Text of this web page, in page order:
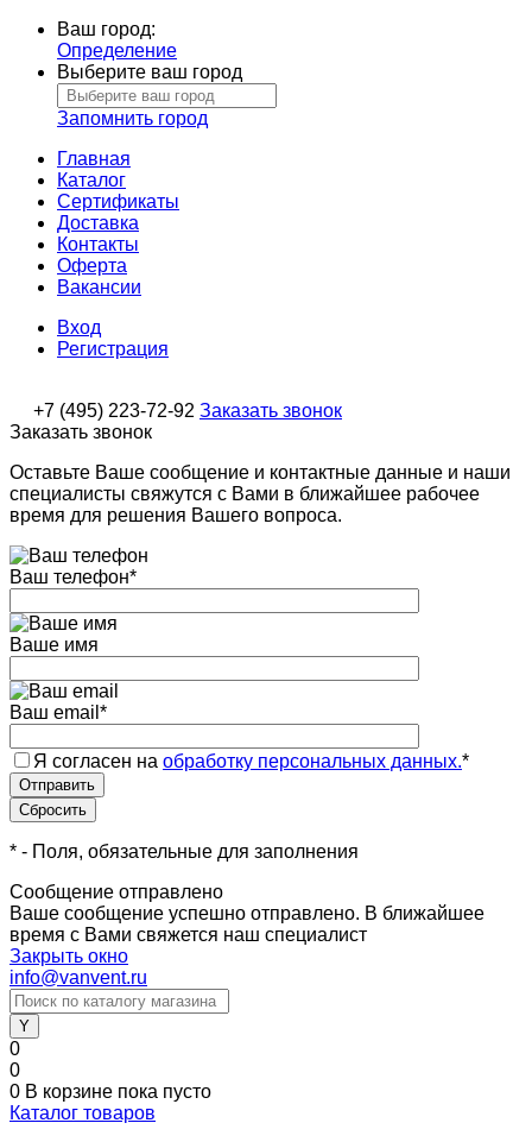
Ваш город:
Определение
Выберите ваш город
Запомнить город
Главная
Каталог
Сертификаты
Доставка
Контакты
Оферта
Вакансии
Вход
Регистрация
+7 (495) 223-72-92 Заказать звонок
Заказать звонок
Оставьте Ваше сообщение и контактные данные и наши
специалисты свяжутся с Вами в ближайшее рабочее
время для решения Вашего вопроса.
Ваш телефон*
Ваше имя
Ваш email *
Я согласен на обработку персональных данных.*
* - Поля, обязательные для заполнения
Сообщение отправлено
Ваше сообщение успешно отправлено. В ближайшее
время с Вами свяжется наш специалист
Закрыть окно
info@vanvent.ru
0
0
0 В корзине пока пусто
Каталог товаров